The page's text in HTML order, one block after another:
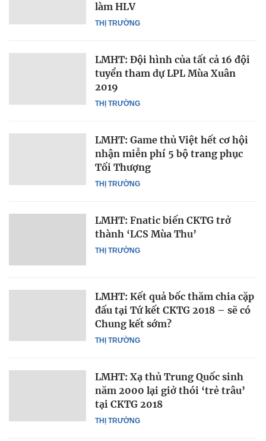
THỊ TRƯỜNG
làm HLV
THỊ TRƯỜNG
LMHT: Đội hình của tất cả 16 đội
tuyển tham dự LPL Mùa Xuân
2019
THỊ TRƯỜNG
LMHT: Game thủ Việt hết cơ hội
nhận miễn phí 5 bộ trang phục
Tối Thượng
THỊ TRƯỜNG
LMHT: Fnatic biến CKTG trở
thành ‘LCS Mùa Thu’
THỊ TRƯỜNG
LMHT: Kết quả bốc thăm chia cặp
đấu tại Tứ kết CKTG 2018 – sẽ có
Chung kết sớm?
THỊ TRƯỜNG
LMHT: Xạ thủ Trung Quốc sinh
năm 2000 lại giở thói ‘trẻ trâu’
tại CKTG 2018